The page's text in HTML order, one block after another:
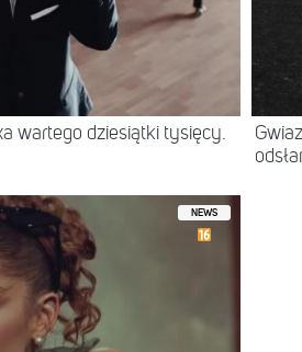
wartego dziesiątki tysięcy.
NEWS